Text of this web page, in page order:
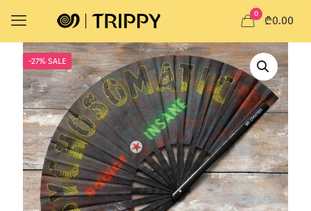
0
₾0.00
-27% SALE